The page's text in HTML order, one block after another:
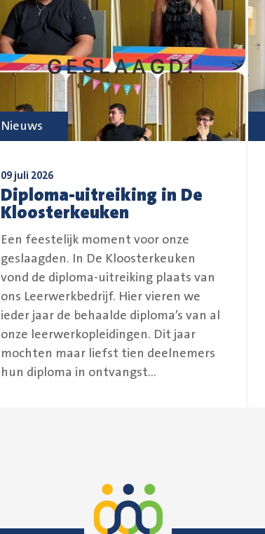
Diploma-uitreiking in De
Kloosterkeuken
09 juli 2026
Een feestelijk moment voor onze
geslaagden. In De Kloosterkeuken
vond de diploma-uitreiking plaats van
ons Leerwerkbedrijf. Hier vieren we
ieder jaar de behaalde diploma’s van al
onze leerwerkopleidingen. Dit jaar
mochten maar liefst tien deelnemers
hun diploma in ontvangst...
Nieuws